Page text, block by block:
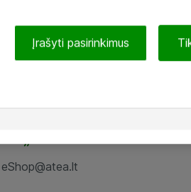
eShop@atea.lt
Įrašyti pasirinkimus